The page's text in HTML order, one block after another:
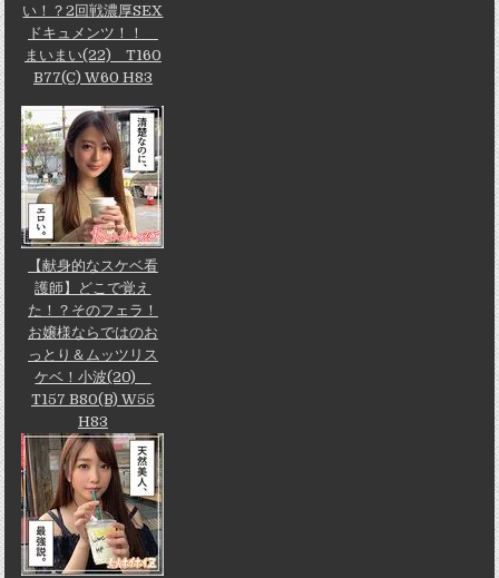
い！？2回戦濃厚SEX
ドキュメンツ！！
まいまい(22) T160
B77(C) W60 H83
【献身的なスケベ看
護師】どこで覚え
た！？そのフェラ！
お嬢様ならではのお
っとり＆ムッツリス
ケベ！小波(20)
T157 B80(B) W55
H83